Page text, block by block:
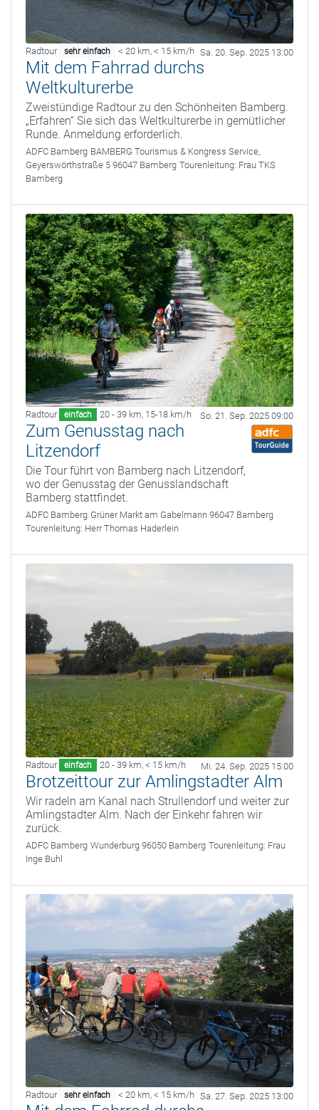
Radtour sehr einfach < 20 km, < 15 km/h Sa. 20. Sep. 2025 13:00
Mit dem Fahrrad durchs
Weltkulturerbe
Zweistündige Radtour zu den Schönheiten Bamberg.
„Erfahren“ Sie sich das Weltkulturerbe in gemütlicher
Runde. Anmeldung erforderlich.
ADFC Bamberg BAMBERG Tourismus & Kongress Service,
Geyerswörthstraße 5 96047 Bamberg Tourenleitung: Frau TKS
Bamberg
Radtour einfach 20 - 39 km, 15-18 km/h So. 21. Sep. 2025 09:00
Zum Genusstag nach
Litzendorf
Die Tour führt von Bamberg nach Litzendorf,
wo der Genusstag der Genusslandschaft
Bamberg stattfindet.
ADFC Bamberg Grüner Markt am Gabelmann 96047 Bamberg
Tourenleitung: Herr Thomas Haderlein
Radtour einfach 20 - 39 km, < 15 km/h Mi. 24. Sep. 2025 15:00
Brotzeittour zur Amlingstadter Alm
Wir radeln am Kanal nach Strullendorf und weiter zur
Amlingstadter Alm. Nach der Einkehr fahren wir
zurück.
ADFC Bamberg Wunderburg 96050 Bamberg Tourenleitung: Frau
Inge Buhl
Radtour sehr einfach < 20 km, < 15 km/h Sa. 27. Sep. 2025 13:00